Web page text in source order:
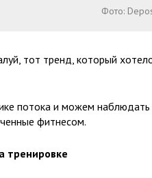
Фото:
тот тренд, который
потока и можем
фитнесом.
тренировке